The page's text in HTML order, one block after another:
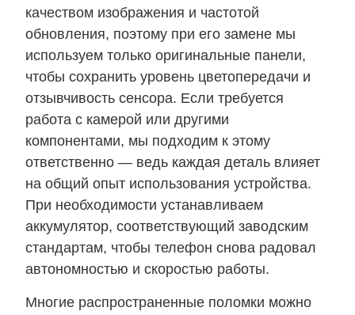
качеством изображения и частотой
обновления, поэтому при его замене мы
используем только оригинальные панели,
чтобы сохранить уровень цветопередачи и
отзывчивость сенсора. Если требуется
работа с камерой или другими
компонентами, мы подходим к этому
ответственно — ведь каждая деталь влияет
на общий опыт использования устройства.
При необходимости устанавливаем
аккумулятор, соответствующий заводским
стандартам, чтобы телефон снова радовал
автономностью и скоростью работы.
Многие распространенные поломки можно